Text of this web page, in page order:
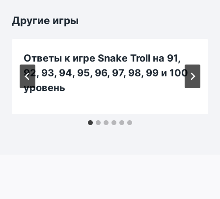
Другие игры
Ответы к игре Snake Troll на 91,
92, 93, 94, 95, 96, 97, 98, 99 и 100
уровень